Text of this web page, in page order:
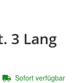
3 Lang
Sofort verfügbar